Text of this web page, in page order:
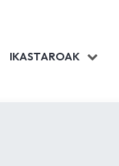
IKASTAROAK